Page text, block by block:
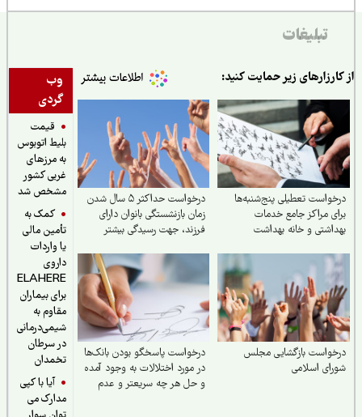
تبلیغات
وب
گردی
قیمت
بلیط اتوبوس
به مرزهای
غربی کشور
مشخص شد
کمک به
تأمین مالی
یا واردات
داروی
ELAHERE
برای بیماران
مقاوم به
شیمی‌درمانی
در سرطان
تخمدان
آیا با کپی
مدارک می
زیر حمایت کنید:
تعطیلی پنج‌شنبه‌ها
مراکز جامع خدمات
و خانه بهداشت
درخواست حداکثر ۵ سال شدن
زمان بازنشستگی بانوان دارای
فرزند، جهت رسیدگی بیشتر
بازگشایی مجلس
اسلامی
درخواست پاسخگو بودن بانک‌ها
در مورد اختلالات به وجود آمده
و حل هر چه سریعتر و عدم